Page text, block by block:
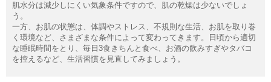
肌水分は減少しにくい気象条件ですので、肌の乾燥は少ないでしょ
う。
一方、お肌の状態は、体調やストレス、不規則な生活、お肌を取り巻
く環境など、さまざまな条件によって変わってきます。日頃から適切
な睡眠時間をとり、毎日3食きちんと食べ、お酒の飲みすぎやタバコ
を控えるなど、生活習慣を見直してみましょう。